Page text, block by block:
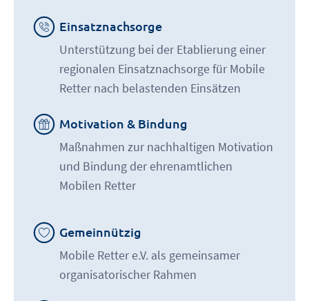
Einsatznachsorge
Unterstützung bei der Etablierung einer
regionalen Einsatznachsorge für Mobile
Retter nach belastenden Einsätzen
Motivation & Bindung
Maßnahmen zur nachhaltigen Motivation
und Bindung der ehrenamtlichen
Mobilen Retter
Gemeinnützig
Mobile Retter e.V. als gemeinsamer
organisatorischer Rahmen